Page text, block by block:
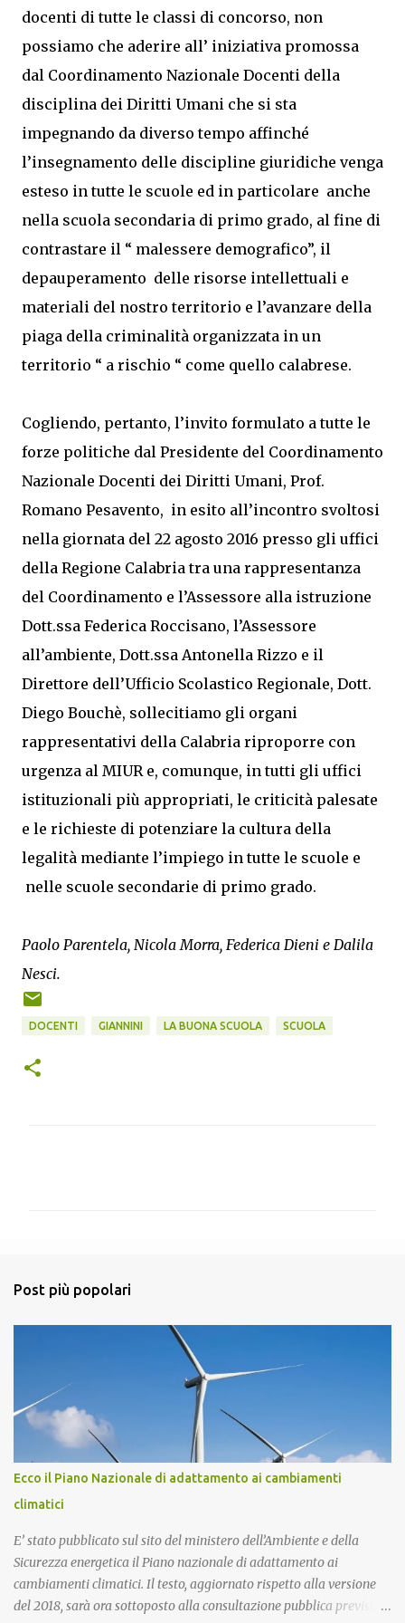
docenti di tutte le classi di concorso, non
possiamo che aderire all’ iniziativa promossa
dal Coordinamento Nazionale Docenti della
disciplina dei Diritti Umani che si sta
impegnando da diverso tempo affinché
l’insegnamento delle discipline giuridiche venga
esteso in tutte le scuole ed in particolare anche
nella scuola secondaria di primo grado, al fine di
contrastare il “ malessere demografico”, il
depauperamento delle risorse intellettuali e
materiali del nostro territorio e l’avanzare della
piaga della criminalità organizzata in un
territorio “ a rischio “ come quello calabrese.
Cogliendo, pertanto, l’invito formulato a tutte le
forze politiche dal Presidente del Coordinamento
Nazionale Docenti dei Diritti Umani, Prof.
Romano Pesavento, in esito all’incontro svoltosi
nella giornata del 22 agosto 2016 presso gli uffici
della Regione Calabria tra una rappresentanza
del Coordinamento e l’Assessore alla istruzione
Dott.ssa Federica Roccisano, l’Assessore
all’ambiente, Dott.ssa Antonella Rizzo e il
Direttore dell’Ufficio Scolastico Regionale, Dott.
Diego Bouchè, sollecitiamo gli organi
rappresentativi della Calabria riproporre con
urgenza al MIUR e, comunque, in tutti gli uffici
istituzionali più appropriati, le criticità palesate
e le richieste di potenziare la cultura della
legalità mediante l’impiego in tutte le scuole e
nelle scuole secondarie di primo grado.
Paolo Parentela, Nicola Morra, Federica Dieni e Dalila
Nesci.
DOCENTI GIANNINI LA BUONA SCUOLA SCUOLA
Post più popolari
Ecco il Piano Nazionale di adattamento ai cambiamenti
climatici
E’ stato pubblicato sul sito del ministero dell’Ambiente e della
Sicurezza energetica il Piano nazionale di adattamento ai
cambiamenti climatici. Il testo, aggiornato rispetto alla versione
del 2018, sarà ora sottoposto alla consultazione pubblica prevista